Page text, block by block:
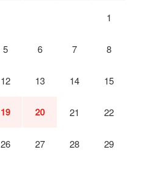
1
5 6 7 8
12 13 14 15
19 20 21 22
26 27 28 29